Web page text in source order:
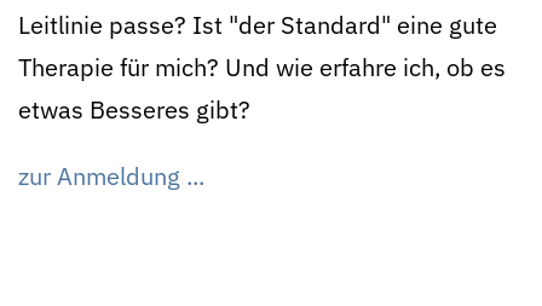
Leitlinie passe? Ist "der Standard" eine gute
Therapie für mich? Und wie erfahre ich, ob es
etwas Besseres gibt?
zur Anmeldung ...